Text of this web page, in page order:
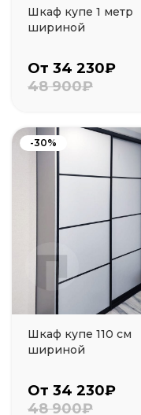
Шкаф купе 1 метр
шириной
От 34 230₽
48 900₽
-30%
Шкаф купе 110 см
шириной
От 34 230₽
48 900₽